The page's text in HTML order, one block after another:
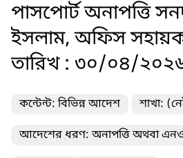
পাসপোর্ট অনাপত্তি
ইসলাম, অফিস
তারিখ : ৩০/০৪/
কন্টেন্ট: বিভিন্ন আদেশ শাখা:
আদেশের ধরণ: অনাপত্তি অথবা